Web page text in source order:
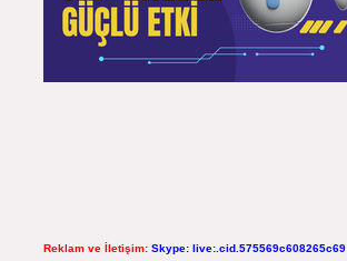
Reklam ve İletişim: Skype: live:.cid.575569c608265c69